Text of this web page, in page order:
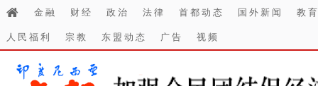
金融 财经 政治 法律 首都动态 国外新闻
教
人民福利
宗教 东盟动态 广告 视频